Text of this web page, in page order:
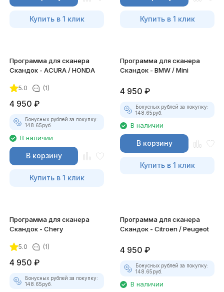
Купить в 1 клик Купить в 1 клик
Программа для сканера
Скандок - ACURA / HONDA
5.0 (1)
4 950 ₽
Бонусных рублей за покупку:
148.65руб.
В наличии
В корзину
Купить в 1 клик
Программа для сканера
Скандок - BMW / Mini
4 950 ₽
Бонусных рублей за покупку:
148.65руб.
В наличии
В корзину
Купить в 1 клик
Программа для сканера
Скандок - Chery
5.0 (1)
4 950 ₽
Бонусных рублей за покупку:
148.65руб.
Программа для сканера
Скандок - Citroen / Peugeot
4 950 ₽
Бонусных рублей за покупку:
148.65руб.
В наличии